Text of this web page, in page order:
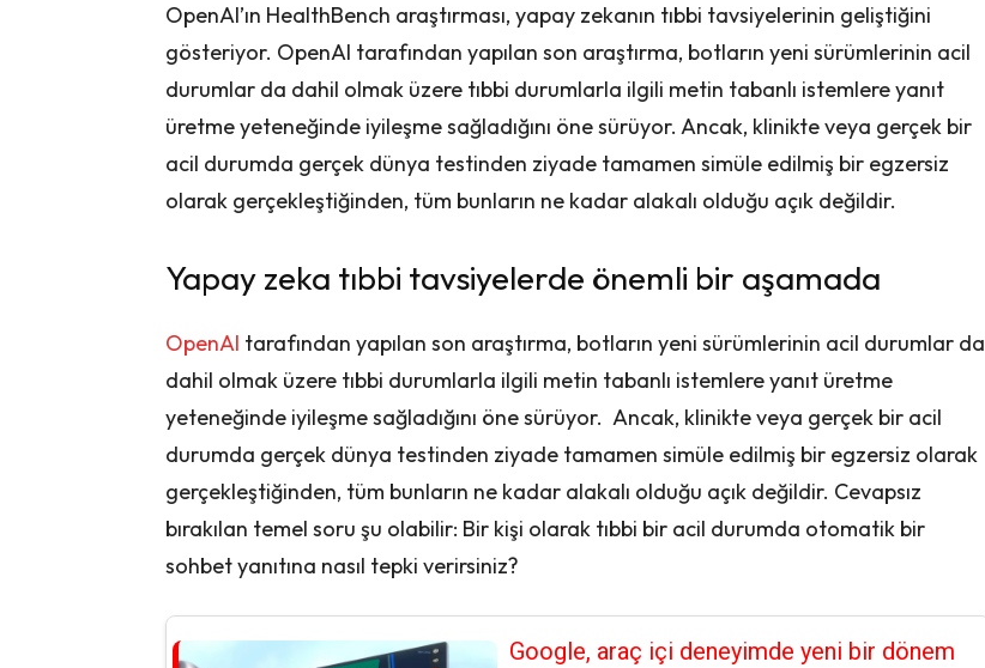
OpenAI’ın HealthBench araştırması, yapay zekanın tıbbi tavsiyelerinin geliştiğini
gösteriyor. OpenAI tarafından yapılan son araştırma, botların yeni sürümlerinin acil
durumlar da dahil olmak üzere tıbbi durumlarla ilgili metin tabanlı istemlere yanıt
üretme yeteneğinde iyileşme sağladığını öne sürüyor. Ancak, klinikte veya gerçek bir
acil durumda gerçek dünya testinden ziyade tamamen simüle edilmiş bir egzersiz
olarak gerçekleştiğinden, tüm bunların ne kadar alakalı olduğu açık değildir.
Yapay zeka tıbbi tavsiyelerde önemli bir aşamada
OpenAI tarafından yapılan son araştırma, botların yeni sürümlerinin acil durumlar da
dahil olmak üzere tıbbi durumlarla ilgili metin tabanlı istemlere yanıt üretme
yeteneğinde iyileşme sağladığını öne sürüyor. Ancak, klinikte veya gerçek bir acil
durumda gerçek dünya testinden ziyade tamamen simüle edilmiş bir egzersiz olarak
gerçekleştiğinden, tüm bunların ne kadar alakalı olduğu açık değildir. Cevapsız
bırakılan temel soru şu olabilir: Bir kişi olarak tıbbi bir acil durumda otomatik bir
sohbet yanıtına nasıl tepki verirsiniz?
Google, araç içi deneyimde yeni bir dönem